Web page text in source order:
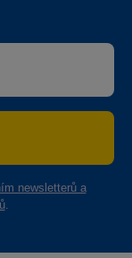
newsletterů a
.